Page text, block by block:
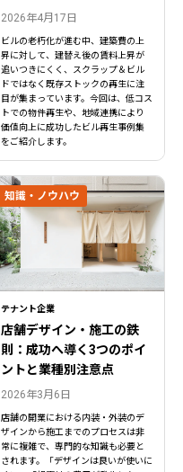
2026年4月17日
ビルの老朽化が進む中、建築費の上
昇に対して、建替え後の賃料上昇が
追いつきにくく、スクラップ＆ビル
ドではなく既存ストックの再生に注
目が集まっています。今回は、低コス
トでの物件再生や、地域連携により
価値向上に成功したビル再生事例集
をご紹介します。
テナント企業
店舗デザイン・施工の鉄
則：成功へ導く3つのポイ
ントと業種別注意点
2026年3月6日
店舗の開業における内装・外装のデ
ザインから施工までのプロセスは非
常に複雑で、専門的な知識も必要と
されます。「デザインは良いが使いに
知識・ノウハウ